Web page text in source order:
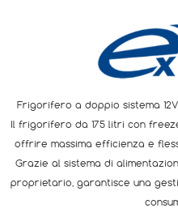
Frigorifero a doppio sistema
Il frigorifero da 175 litri con
offrire massima efficienza e
Grazie al sistema di
proprietario, garantisce una